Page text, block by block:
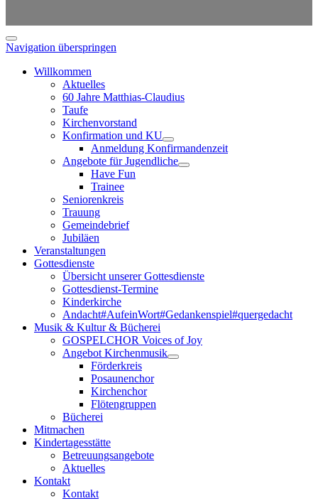
Navigation überspringen
Willkommen
Aktuelles
60 Jahre Matthias-Claudius
Taufe
Kirchenvorstand
Konfirmation und KU
Anmeldung Konfirmandenzeit
Angebote für Jugendliche
Have Fun
Trainee
Seniorenkreis
Trauung
Gemeindebrief
Jubiläen
Veranstaltungen
Gottesdienste
Übersicht unserer Gottesdienste
Gottesdienst-Termine
Kinderkirche
Andacht#AufeinWort#Gedankenspiel#quergedacht
Musik & Kultur & Bücherei
GOSPELCHOR Voices of Joy
Angebot Kirchenmusik
Förderkreis
Posaunenchor
Kirchenchor
Flötengruppen
Bücherei
Mitmachen
Kindertagesstätte
Betreuungsangebote
Aktuelles
Kontakt
Kontakt